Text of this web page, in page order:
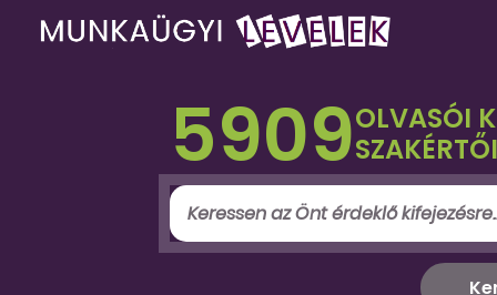
5909OLVASÓI